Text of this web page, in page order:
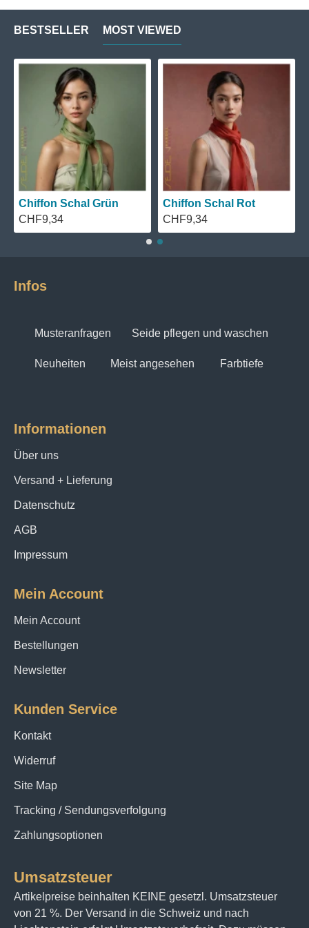
BESTSELLER MOST VIEWED
Chiffon Schal Grün
CHF9,34
Chiffon Schal Rot
CHF9,34
Infos
Musteranfragen Seide pflegen und waschen
Neuheiten Meist angesehen Farbtiefe
Informationen
Über uns
Versand + Lieferung
Datenschutz
AGB
Impressum
Mein Account
Mein Account
Bestellungen
Newsletter
Kunden Service
Kontakt
Widerruf
Site Map
Tracking / Sendungsverfolgung
Zahlungsoptionen
Umsatzsteuer
Artikelpreise beinhalten KEINE gesetzl. Umsatzsteuer
von 21 %. Der Versand in die Schweiz und nach